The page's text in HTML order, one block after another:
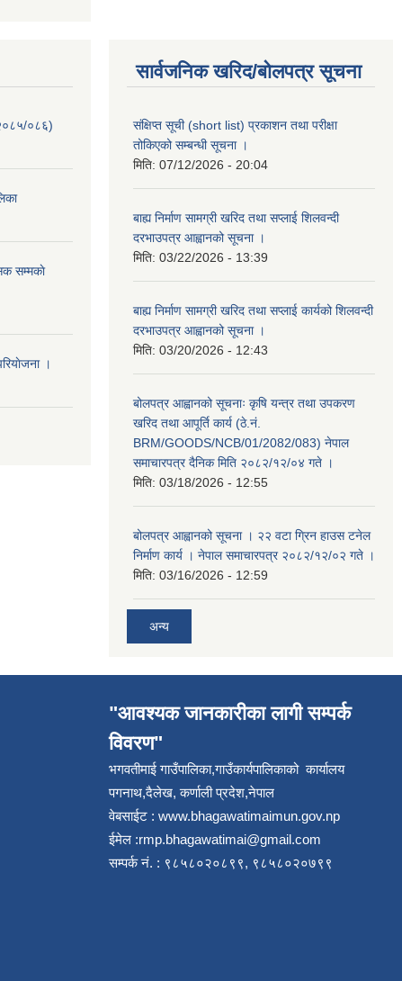
०८६)
सम्मकाे
।
सार्वजनिक खरिद/बोलपत्र सूचना
संक्षिप्त सूची (short list) प्रकाशन तथा परीक्षा
तोकिएको सम्बन्धी सूचना ।
मिति: 07/12/2026 - 20:04
बाह्य निर्माण सामग्री खरिद तथा सप्लाई शिलवन्दी
दरभाउपत्र आह्वानको सूचना ।
मिति: 03/22/2026 - 13:39
बाह्य निर्माण सामग्री खरिद तथा सप्लाई कार्यको शिलवन्दी
दरभाउपत्र आह्वानको सूचना ।
मिति: 03/20/2026 - 12:43
बोलपत्र आह्वानको सूचनाः कृषि यन्त्र तथा उपकरण
खरिद तथा आपूर्ति कार्य (ठे.नं.
BRM/GOODS/NCB/01/2082/083) नेपाल
समाचारपत्र दैनिक मिति २०८२/१२/०४ गते ।
मिति: 03/18/2026 - 12:55
बोलपत्र आह्वानको सूचना । २२ वटा ग्रिन हाउस टनेल
निर्माण कार्य । नेपाल समाचारपत्र २०८२/१२/०२ गते ।
मिति: 03/16/2026 - 12:59
अन्य
"आवश्यक जानकारीका लागी सम्पर्क
विवरण"
भगवतीमाई गाउँपालिका,गाउँकार्यपालिकाको कार्यालय
पगनाथ,दैलेख, कर्णाली प्रदेश,नेपाल
वेबसाईट : www.bhagawatimaimun.gov.np
ईमेल :rmp.bhagawatimai@gmail.com
सम्पर्क नं. : ९८५८०२०८९९, ९८५८०२०७९९